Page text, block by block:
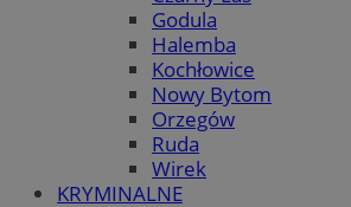
Godula
Halemba
Kochłowice
Nowy Bytom
Orzegów
Ruda
Wirek
KRYMINALNE